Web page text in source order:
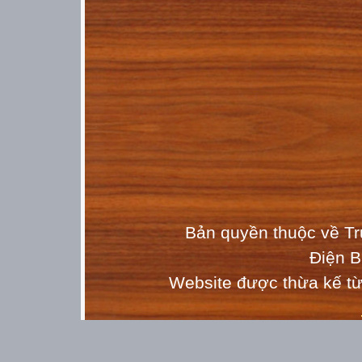
( GOOD LUCK TO YOU (
Answer :
Each word gets 1m :
(1) hard (2) good (3) 5 (4) school (5) are
(6)satisfactory (7) no (8) English (9) reading
*** ĐỀ 2 ***
School:……………………………………….
Class : 8A
Name :………………………… .
Test of English
Subject of 8
Time:15minutes
 Mark

Bản quyền thuộc về
Điện
Website được thừa kế